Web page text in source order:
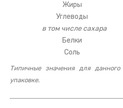
Жиры
Углеводы
в том числе сахара
Белки
Соль
Типичные значения для
упаковке.